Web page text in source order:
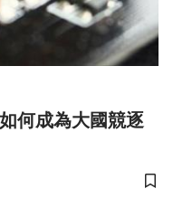
何成為大國競逐
儲